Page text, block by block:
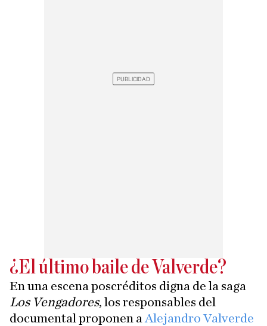
¿El último baile de Valverde?
En una escena poscréditos digna de la saga
Los Vengadores, los responsables del
documental proponen aAlejandro Valverde